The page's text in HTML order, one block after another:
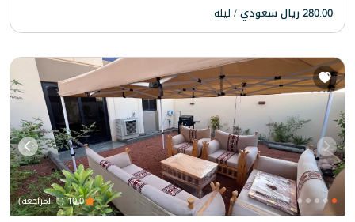
280.00 ريال سعودي / ليلة
10.0 (1 المراجعة)